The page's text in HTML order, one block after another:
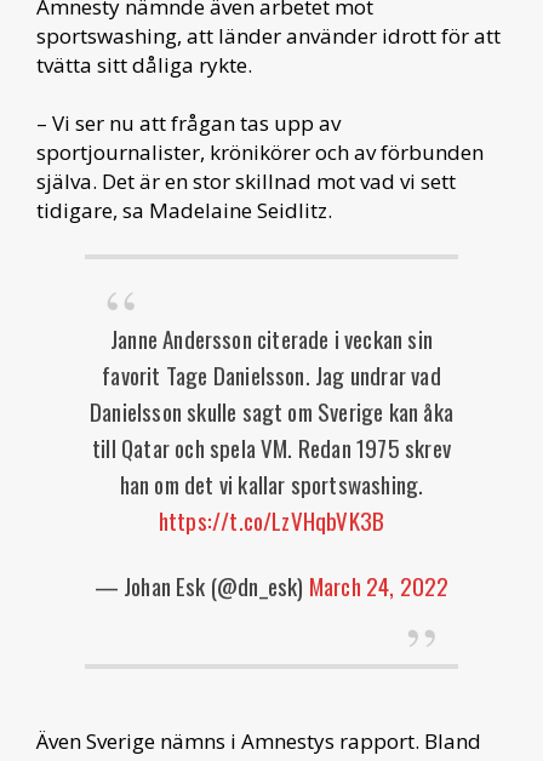
Amnesty nämnde även arbetet mot
sportswashing, att länder använder idrott för att
tvätta sitt dåliga rykte.
– Vi ser nu att frågan tas upp av
sportjournalister, krönikörer och av förbunden
själva. Det är en stor skillnad mot vad vi sett
tidigare, sa Madelaine Seidlitz.
Janne Andersson citerade i veckan sin
favorit Tage Danielsson. Jag undrar vad
Danielsson skulle sagt om Sverige kan åka
till Qatar och spela VM. Redan 1975 skrev
han om det vi kallar sportswashing.
https://t.co/LzVHqbVK3B
— Johan Esk (@dn_esk) March 24, 2022
Även Sverige nämns i Amnestys rapport. Bland